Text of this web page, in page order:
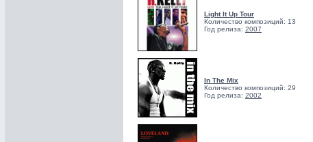
Light It Up Tour
Количество композиций: 13
Год релиза: 2007
In The Mix
Количество композиций: 29
Год релиза: 2002